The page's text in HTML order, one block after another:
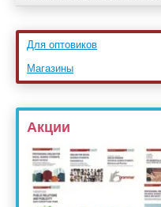
Для оптовиков
Магазины
Акции